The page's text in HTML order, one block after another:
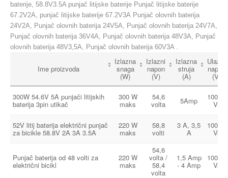
baterije, 58.8V3.5A punjač litijske baterije Punjač litijske baterije
67.2V2A, punjač litijske baterije 67.2V3A Punjač olovnih baterija
24V2A, Punjač olovnih baterija 24V5A, Punjač olovnih baterija 24V7A,
Punjač olovnih baterija 36V4A, Punjač olovnih baterija 48V3A, Punjač
olovnih baterija 48V3,5A, Punjač olovnih baterija 60V3A .
Ime proizvoda
Izlazna
snaga
(W)
Izlazni
napon
(V)
Izlazna
struja
(A)
Ulazni
napon
(V)
300W 54.6V 5A punjači litijskih
baterija 3pin utikač
300 W
maks
54,6
volta 5Amp 100-
Vac
52V litij baterija električni punjač
za bicikle 58.8V 2A 3A 3.5A
220 W
maks
58,8
volti
3 A, 3,5
A
100-
Vac
Punjač baterija od 48 volti za
električni bicikl
220 W
maks
54,6
volta /
58,4
volta
1,5 Amp
- 4 Amp
100-
Vac